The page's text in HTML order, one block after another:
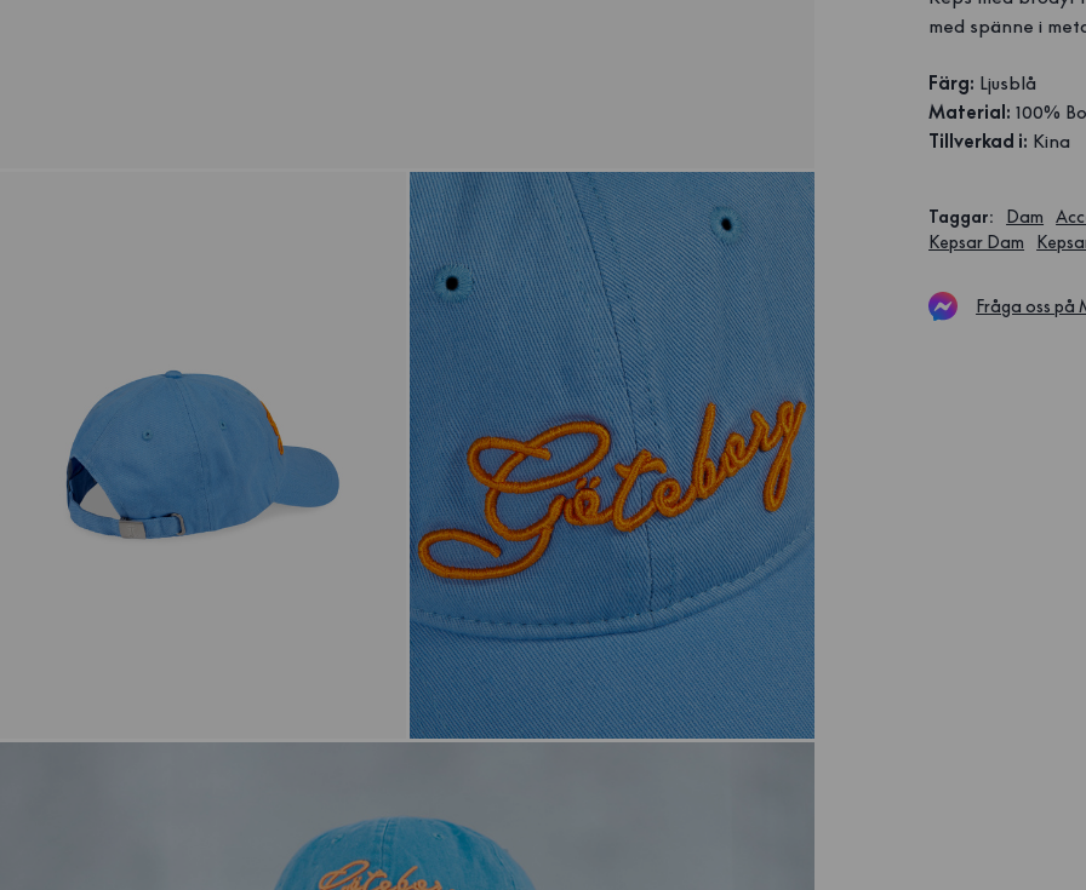
med spänne i
Färg: Ljusblå
Material: 100%
Tillverkad i: Kina
Taggar: Dam
Kepsar Dam
Fråga oss på